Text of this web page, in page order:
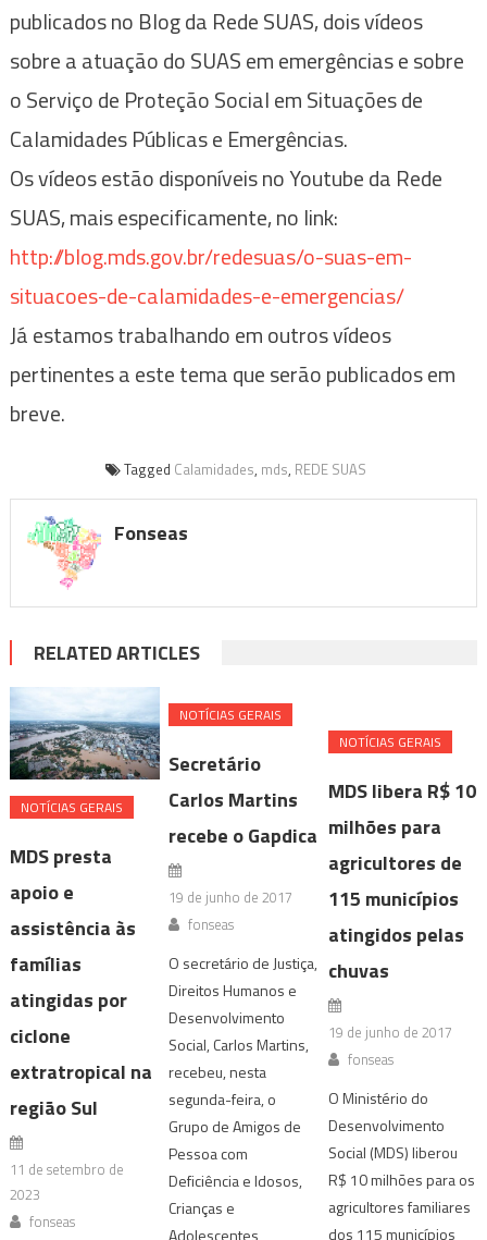
publicados no Blog da Rede SUAS, dois vídeos
sobre a atuação do SUAS em emergências e sobre
o Serviço de Proteção Social em Situações de
Calamidades Públicas e Emergências.
Os vídeos estão disponíveis no Youtube da Rede
SUAS, mais especificamente, no link:
http://blog.mds.gov.br/redesuas/o-suas-em-
situacoes-de-calamidades-e-emergencias/
Já estamos trabalhando em outros vídeos
pertinentes a este tema que serão publicados em
breve.
Tagged Calamidades, mds, REDE SUAS
Fonseas
RELATED ARTICLES
NOTÍ­CIAS GERAIS
MDS presta
apoio e
assistência às
famílias
atingidas por
ciclone
extratropical na
região Sul
11 de setembro de
2023
fonseas
NOTÍ­CIAS GERAIS
Secretário
Carlos Martins
recebe o Gapdica
19 de junho de 2017
fonseas
O secretário de Justiça,
Direitos Humanos e
Desenvolvimento
Social, Carlos Martins,
recebeu, nesta
segunda-feira, o
Grupo de Amigos de
Pessoa com
Deficiência e Idosos,
Crianças e
Adolescentes
NOTÍ­CIAS GERAIS
MDS libera R$ 10
milhões para
agricultores de
115 municípios
atingidos pelas
chuvas
19 de junho de 2017
fonseas
O Ministério do
Desenvolvimento
Social (MDS) liberou
R$ 10 milhões para os
agricultores familiares
dos 115 municípios